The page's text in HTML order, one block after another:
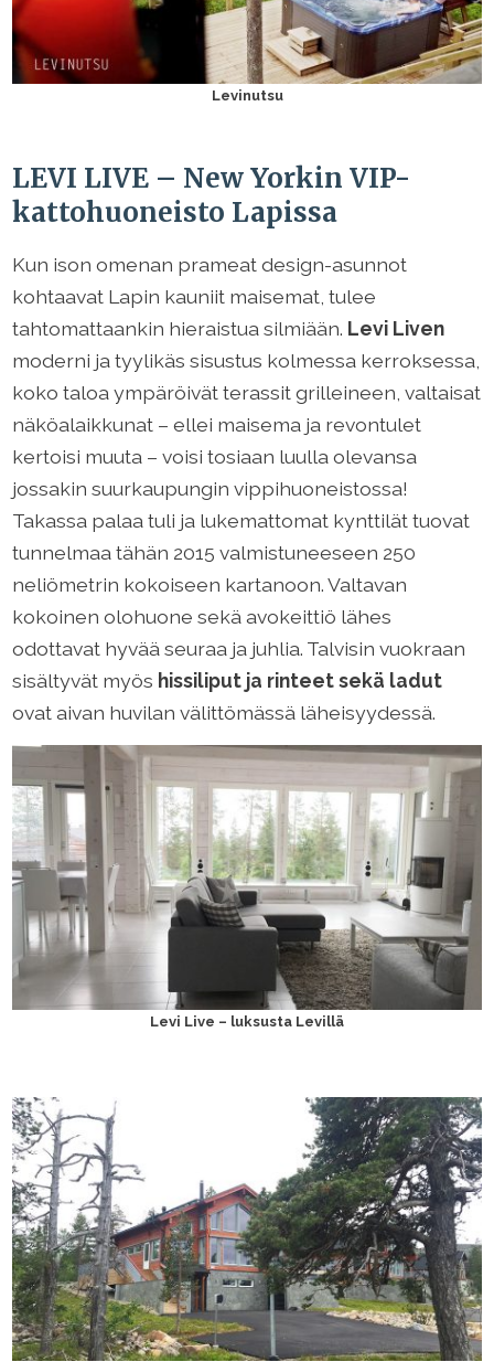
Levinutsu
LEVI LIVE – New Yorkin VIP-
kattohuoneisto Lapissa
Kun ison omenan prameat design-asunnot
kohtaavat Lapin kauniit maisemat, tulee
tahtomattaankin hieraistua silmiään. Levi Liven
moderni ja tyylikäs sisustus kolmessa kerroksessa,
koko taloa ympäröivät terassit grilleineen, valtaisat
näköalaikkunat – ellei maisema ja revontulet
kertoisi muuta – voisi tosiaan luulla olevansa
jossakin suurkaupungin vippihuoneistossa!
Takassa palaa tuli ja lukemattomat kynttilät tuovat
tunnelmaa tähän 2015 valmistuneeseen 250
neliömetrin kokoiseen kartanoon. Valtavan
kokoinen olohuone sekä avokeittiö lähes
odottavat hyvää seuraa ja juhlia. Talvisin vuokraan
sisältyvät myös hissiliput ja rinteet sekä ladut
ovat aivan huvilan välittömässä läheisyydessä.
Levi Live – luksusta Levillä